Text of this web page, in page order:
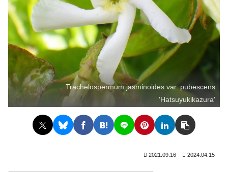
Trachelospermum jasminoides var. pubescens
'Hatsuyukikazura'
2021.09.16 2024.04.15